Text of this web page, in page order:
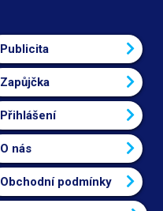
Publicita
Zapůjčka
Přihlášení
O nás
Obchodní podmínky